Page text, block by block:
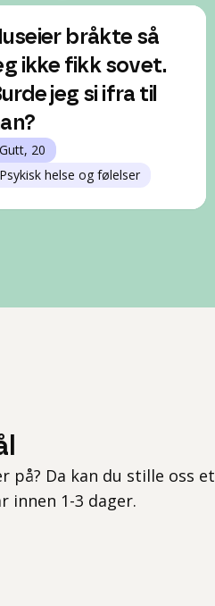
bråkte så
ikke fikk sovet.
jeg si ifra til
Gutt, 20
Psykisk helse og følelser
på? Da kan du stille oss et
innen 1-3 dager.